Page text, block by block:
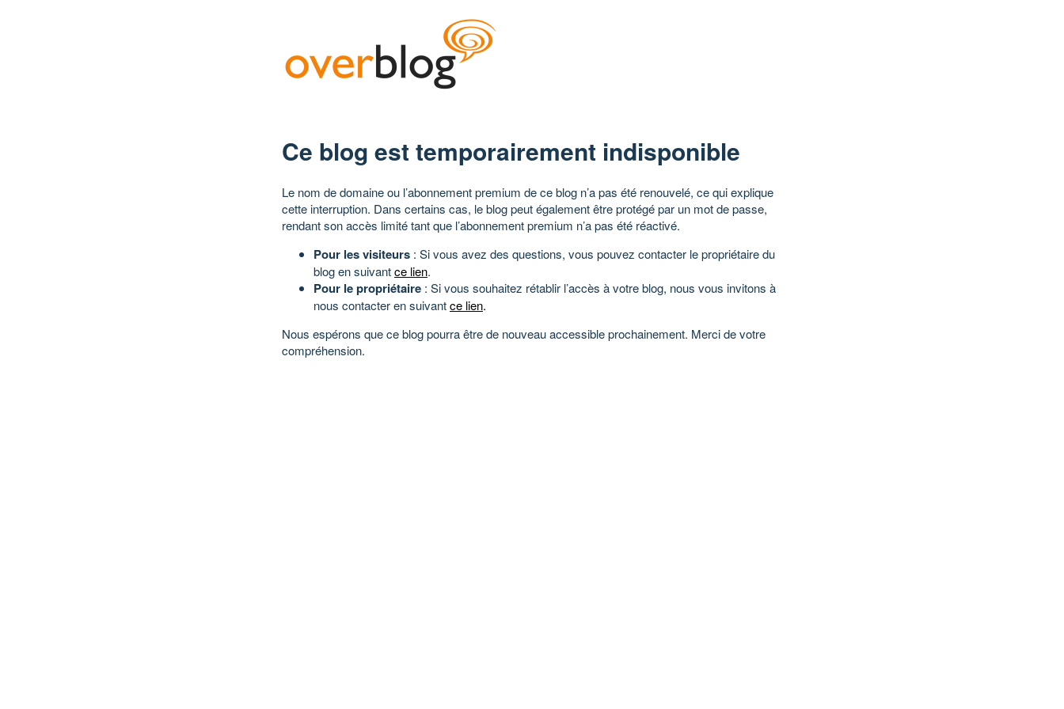
Ce blog est temporairement indisponible
Le nom de domaine ou l’abonnement premium de ce blog n’a pas été renouvelé, ce qui explique
cette interruption. Dans certains cas, le blog peut également être protégé par un mot de passe,
rendant son accès limité tant que l’abonnement premium n’a pas été réactivé.
Pour les visiteurs : Si vous avez des questions, vous pouvez contacter le propriétaire du
blog en suivantce lien.
Pour le propriétaire : Si vous souhaitez rétablir l’accès à votre blog, nous vous invitons à
nous contacter en suivantce lien.
Nous espérons que ce blog pourra être de nouveau accessible prochainement. Merci de votre
compréhension.